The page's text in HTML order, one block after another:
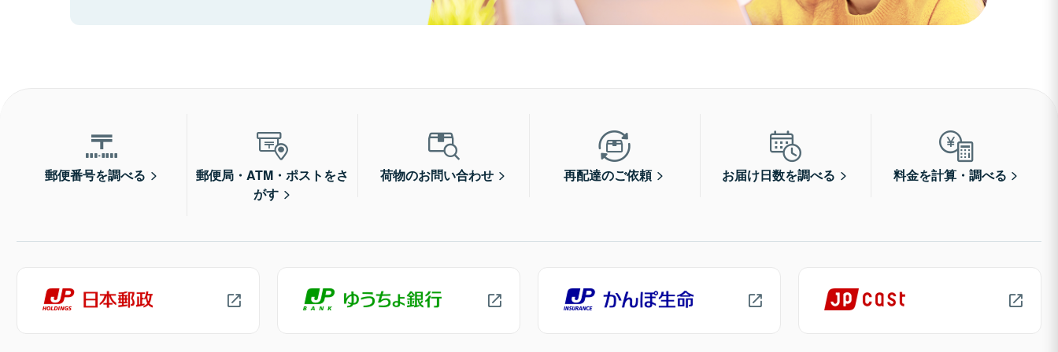
郵便番号を調べる
郵便局・ATM・ポストをさ
がす
荷物のお問い合わせ 再配達のご依頼 お届け日数を調べる 料金を計算・調べる